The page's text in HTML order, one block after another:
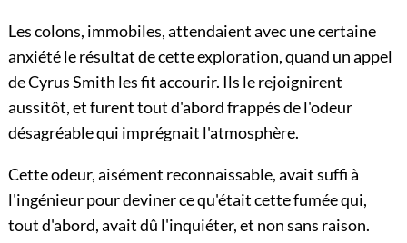
Les colons, immobiles, attendaient avec une certaine
anxiété le résultat de cette exploration, quand un appel
de Cyrus Smith les fit accourir. Ils le rejoignirent
aussitôt, et furent tout d'abord frappés de l'odeur
désagréable qui imprégnait l'atmosphère.
Cette odeur, aisément reconnaissable, avait suffi à
l'ingénieur pour deviner ce qu'était cette fumée qui,
tout d'abord, avait dû l'inquiéter, et non sans raison.